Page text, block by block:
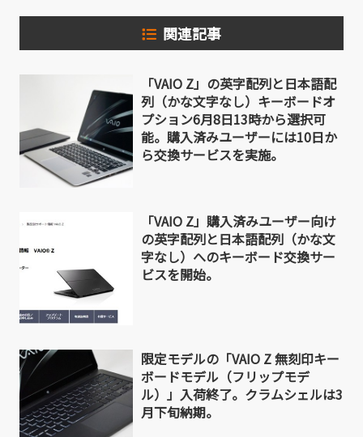
関連記事
「VAIO Z」の英字配列と日本語配
列（かな文字なし）キーボードオ
プション6月8日13時から選択可
能。購入済みユーザーには10日か
ら交換サービスを実施。
「VAIO Z」購入済みユーザー向け
の英字配列と日本語配列（かな文
字なし）へのキーボード交換サー
ビスを開始。
限定モデルの「VAIO Z 無刻印キー
ボードモデル（フリップモデ
ル）」入荷終了。クラムシェルは3
月下旬納期。